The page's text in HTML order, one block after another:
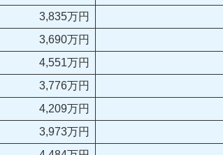
3,835万円
3,690万円
4,551万円
3,776万円
4,209万円
3,973万円